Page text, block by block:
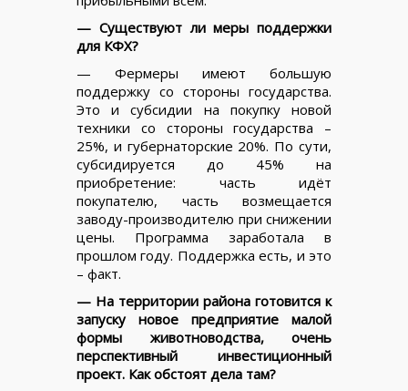
— Существуют ли меры поддержки
для КФХ?
— Фермеры имеют большую
поддержку со стороны государства.
Это и субсидии на покупку новой
техники со стороны государства –
25%, и губернаторские 20%. По сути,
субсидируется до 45% на
приобретение: часть идёт
покупателю, часть возмещается
заводу-производителю при снижении
цены. Программа заработала в
прошлом году. Поддержка есть, и это
– факт.
— На территории района готовится к
запуску новое предприятие малой
формы животноводства, очень
перспективный инвестиционный
проект. Как обстоят дела там?